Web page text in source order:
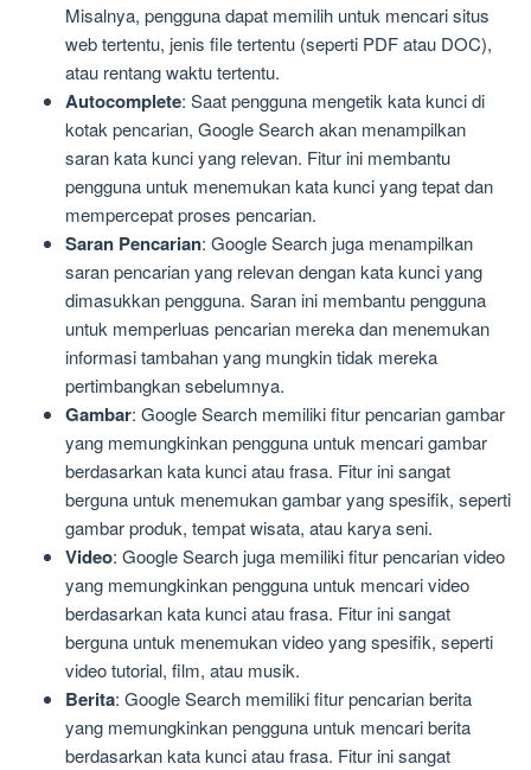
Misalnya, pengguna dapat memilih untuk mencari situs
web tertentu, jenis file tertentu (seperti PDF atau DOC),
atau rentang waktu tertentu.
Autocomplete: Saat pengguna mengetik kata kunci di
kotak pencarian, Google Search akan menampilkan
saran kata kunci yang relevan. Fitur ini membantu
pengguna untuk menemukan kata kunci yang tepat dan
mempercepat proses pencarian.
Saran Pencarian: Google Search juga menampilkan
saran pencarian yang relevan dengan kata kunci yang
dimasukkan pengguna. Saran ini membantu pengguna
untuk memperluas pencarian mereka dan menemukan
informasi tambahan yang mungkin tidak mereka
pertimbangkan sebelumnya.
Gambar: Google Search memiliki fitur pencarian gambar
yang memungkinkan pengguna untuk mencari gambar
berdasarkan kata kunci atau frasa. Fitur ini sangat
berguna untuk menemukan gambar yang spesifik, seperti
gambar produk, tempat wisata, atau karya seni.
Video: Google Search juga memiliki fitur pencarian video
yang memungkinkan pengguna untuk mencari video
berdasarkan kata kunci atau frasa. Fitur ini sangat
berguna untuk menemukan video yang spesifik, seperti
video tutorial, film, atau musik.
Berita: Google Search memiliki fitur pencarian berita
yang memungkinkan pengguna untuk mencari berita
berdasarkan kata kunci atau frasa. Fitur ini sangat